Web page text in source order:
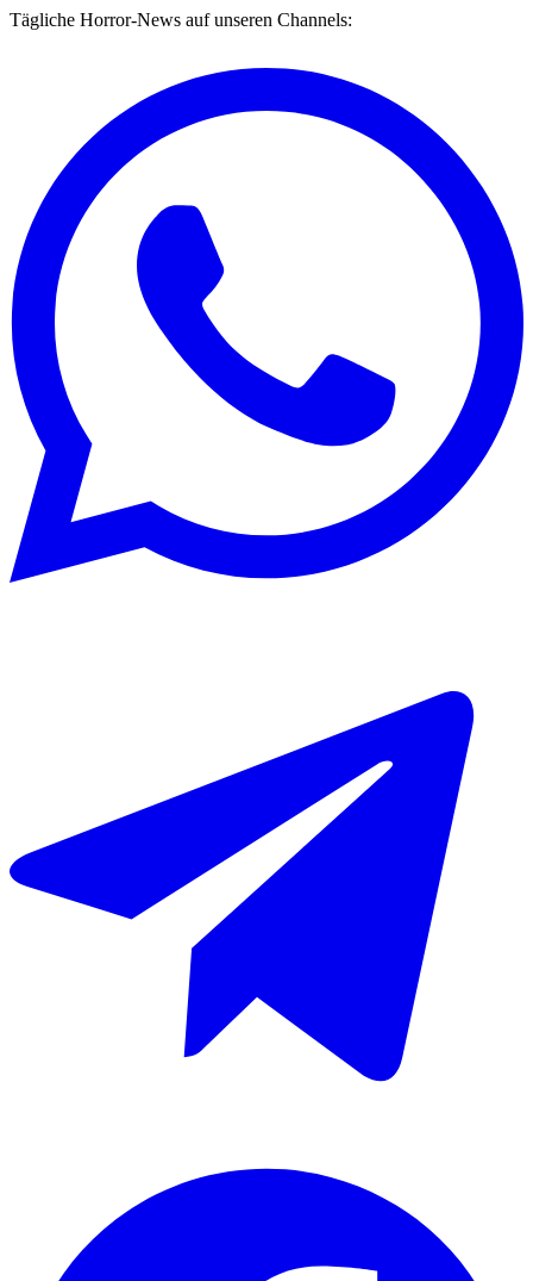
Tägliche Horror-News auf unseren Channels: